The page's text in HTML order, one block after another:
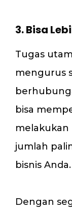
3. Bisa
Tugas
mengurus
bisa
jumlah
bisnis Anda.
Dengan